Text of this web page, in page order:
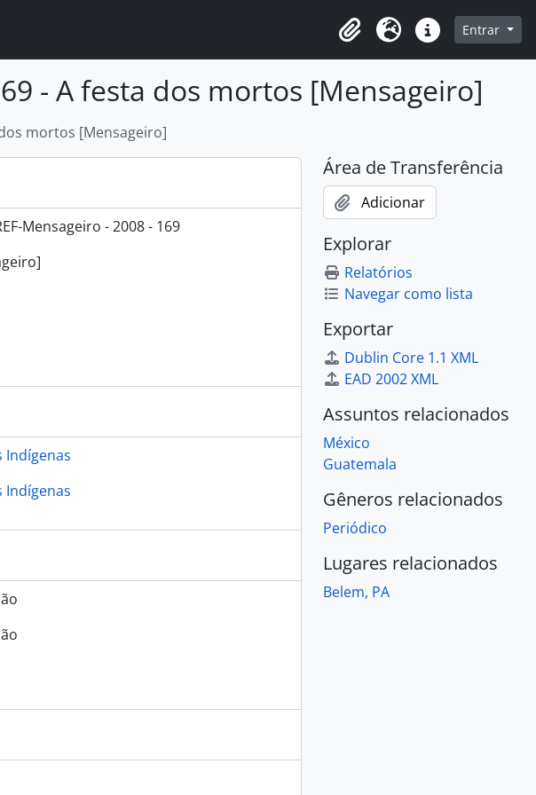
Área de Transferência
Idioma Atalhos Entrar
- A festa dos mortos [Mensageiro]
mortos [Mensageiro]
Mensageiro - 2008 - 169
Indígenas
Indígenas
Área de Transferência
Adicionar
Explorar
Relatórios
Navegar como lista
Exportar
Dublin Core 1.1 XML
EAD 2002 XML
Assuntos relacionados
México
Guatemala
Gêneros relacionados
Periódico
Lugares relacionados
Belem, PA